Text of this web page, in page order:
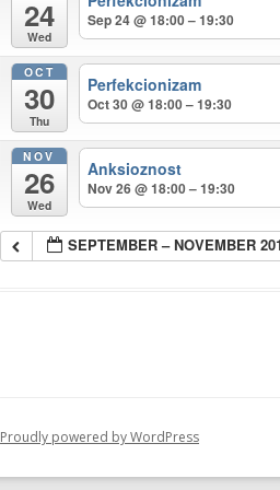
24
Wed
Sep 24 @ 18:00 – 19:30
OCT
30
Thu
Perfekcionizam
Oct 30 @ 18:00 – 19:30
NOV
26
Wed
Anksioznost
Nov 26 @ 18:00 – 19:30
SEPTEMBER – NOVEMBER
Proudly powered by WordPress